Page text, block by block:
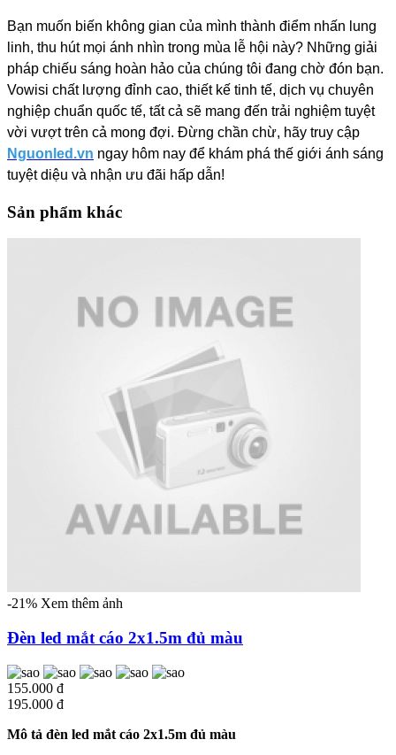
Bạn muốn biến không gian của mình thành điểm nhấn lung
linh, thu hút mọi ánh nhìn trong mùa lễ hội này? Những giải
pháp chiếu sáng hoàn hảo của chúng tôi đang chờ đón bạn.
Vowisi chất lượng đỉnh cao, thiết kế tinh tế, dịch vụ chuyên
nghiệp chuẩn quốc tế, tất cả sẽ mang đến trải nghiệm tuyệt
vời vượt trên cả mong đợi. Đừng chần chừ, hãy truy cập
Nguonled.vn ngay hôm nay để khám phá thế giới ánh sáng
tuyệt diệu và nhận ưu đãi hấp dẫn!
Sản phẩm khác
-21% Xem thêm ảnh
Đèn led mắt cáo 2x1.5m đủ màu
155.000 đ
195.000 đ
Mô tả đèn led mắt cáo 2x1.5m đủ màu